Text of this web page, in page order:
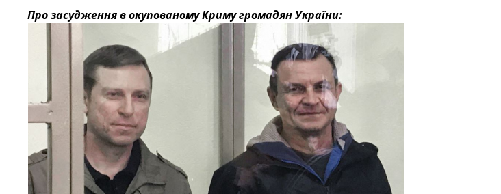
Про засудження в окупованому Криму громадян України: